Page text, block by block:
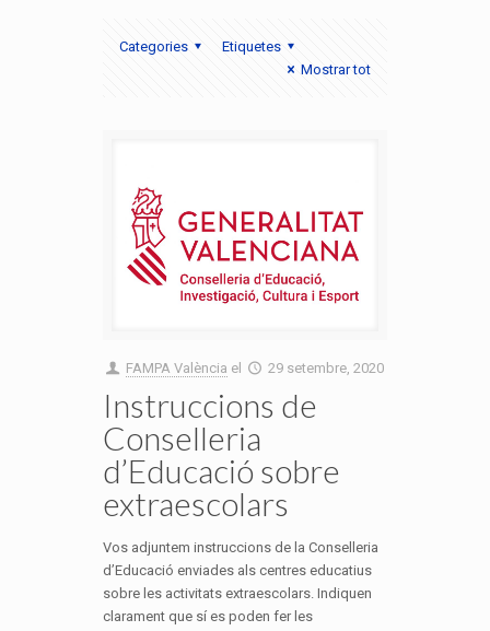
Categories
Etiquetes
Mostrar tot
FAMPA València el 29 setembre, 2020
Instruccions de
Conselleria
d’Educació sobre
extraescolars
Vos adjuntem instruccions de la Conselleria
d’Educació enviades als centres educatius
sobre les activitats extraescolars. Indiquen
clarament que sí es poden fer les